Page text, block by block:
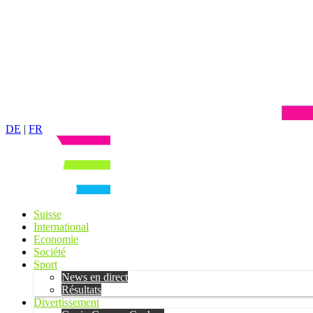
DE | FR
Suisse
International
Economie
Société
Sport
News en direct
Résultats
Divertissement